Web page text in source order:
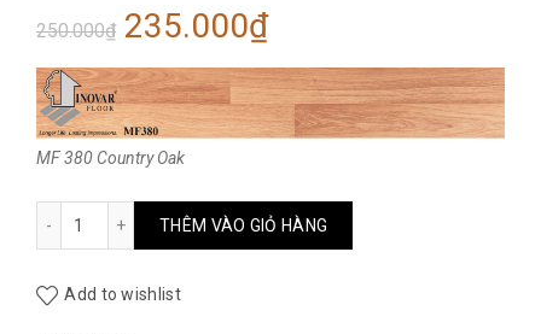
250.000₫ Giá
gốc
là:
235.000₫Giá
hiện
tại
235.000₫.
MF 380 Country Oak
MF 380 Country Oak số lượng
THÊM VÀO GIỎ HÀNG
Add to wishlist